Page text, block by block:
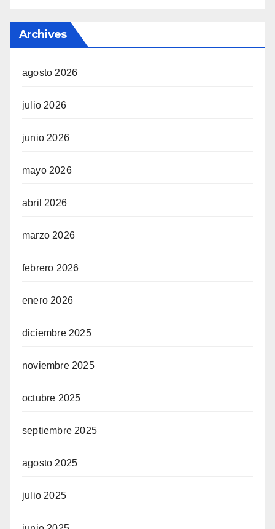
Archives
agosto 2026
julio 2026
junio 2026
mayo 2026
abril 2026
marzo 2026
febrero 2026
enero 2026
diciembre 2025
noviembre 2025
octubre 2025
septiembre 2025
agosto 2025
julio 2025